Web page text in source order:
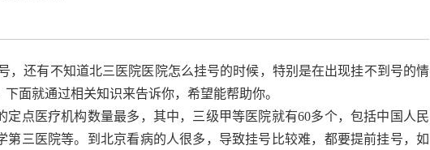
，还有不知道北三医院医院怎么挂号的时候，特别是在出现挂不到号的情
面就通过相关知识来告诉你，希望能帮助你。
定点医疗机构数量最多，其中，三级甲等医院就有60多个，包括中国人民
第三医院等。到北京看病的人很多，导致挂号比较难，都要提前挂号，如